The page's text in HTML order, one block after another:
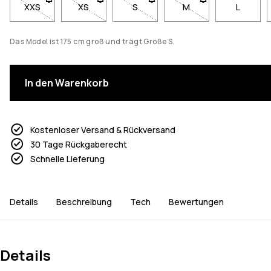
XXS- Größe XXS nicht verfügbar. Klicke, um benachrichtigt zu
XS- Größe XS nicht verfügbar. Klicke, um
S- Größe S nicht verfügbar. Klicke,
M- Größe M nicht
L
Das Model ist 175 cm groß und trägt Größe S.
In den Warenkorb
Kostenloser Versand & Rückversand
30 Tage Rückgaberecht
Schnelle Lieferung
Details Beschreibung Tech Bewertungen
Details